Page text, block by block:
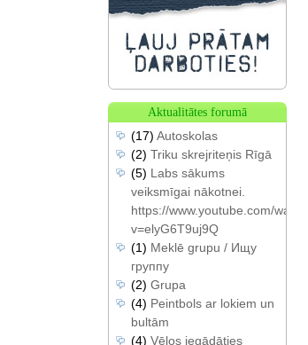
Aktualitātes forumā
(17) Autoskolas
(2) Triku skrejriteņis Rīgā
(5) Labs sākums
veiksmīgai nākotnei.
https://www.youtube.com/watch?
v=elyG6T9uj9Q
(1) Meklē grupu / Ищу
группу
(2) Grupa
(4) Peintbols ar lokiem un
bultām
(4) Vēlos iegādāties